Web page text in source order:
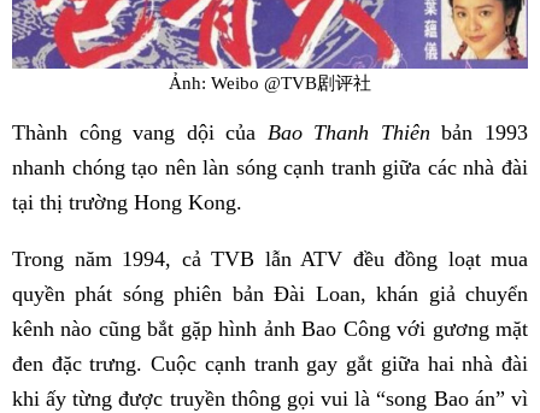
Ảnh: Weibo @TVB剧评社
Thành công vang dội của Bao Thanh Thiên bản 1993
nhanh chóng tạo nên làn sóng cạnh tranh giữa các nhà đài
tại thị trường Hong Kong.
Trong năm 1994, cả TVB lẫn ATV đều đồng loạt mua
quyền phát sóng phiên bản Đài Loan, khán giả chuyển
kênh nào cũng bắt gặp hình ảnh Bao Công với gương mặt
đen đặc trưng. Cuộc cạnh tranh gay gắt giữa hai nhà đài
khi ấy từng được truyền thông gọi vui là “song Bao án” vì